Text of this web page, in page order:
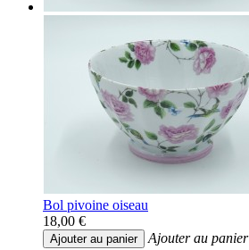
Bol pivoine oiseau
18,00 €
Ajouter au panier
Ajouter au panier